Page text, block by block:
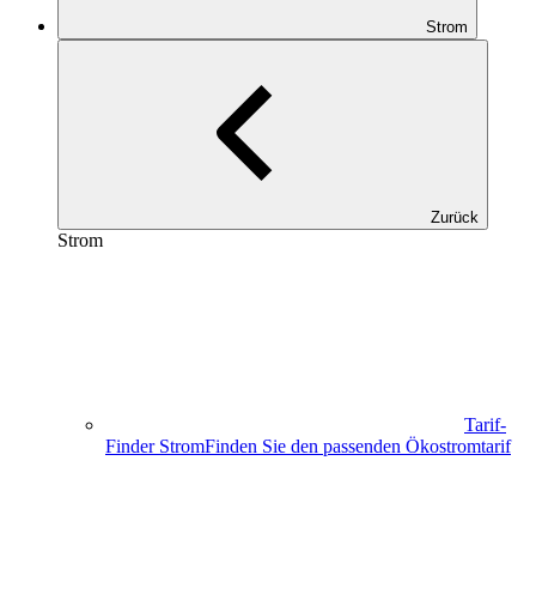
Strom
Zurück
Strom
Tarif-
Finder StromFinden Sie den passenden Ökostromtarif